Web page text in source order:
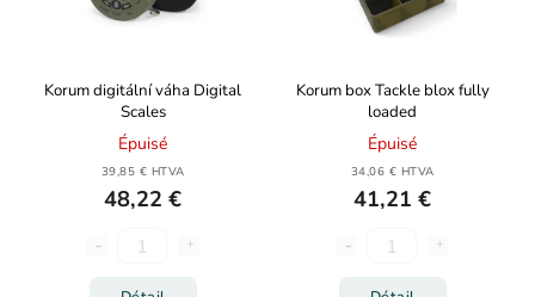
Korum digitální váha Digital
Scales
Épuisé
39,85 € HTVA
48,22 €
Korum box Tackle blox fully
loaded
Épuisé
34,06 € HTVA
41,21 €